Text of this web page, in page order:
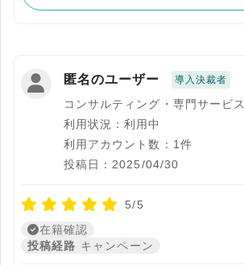
匿名のユーザー 導入決裁者
コンサルティング・専門サービス
利用状況：利用中
利用アカウント数：1件
投稿日：2025/04/30
5/5
在籍確認
投稿経路 キャンペーン